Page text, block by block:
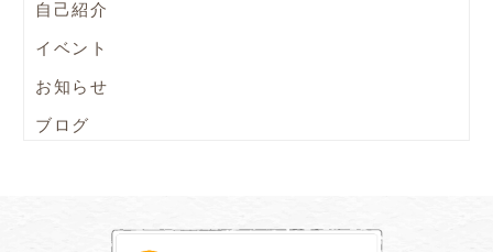
自己紹介
イベント
お知らせ
ブログ